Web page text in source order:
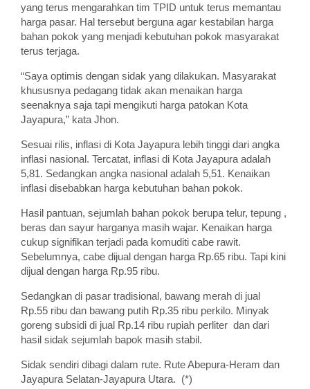
yang terus mengarahkan tim TPID untuk terus memantau
harga pasar. Hal tersebut berguna agar kestabilan harga
bahan pokok yang menjadi kebutuhan pokok masyarakat
terus terjaga.
“Saya optimis dengan sidak yang dilakukan. Masyarakat
khususnya pedagang tidak akan menaikan harga
seenaknya saja tapi mengikuti harga patokan Kota
Jayapura,” kata Jhon.
Sesuai rilis, inflasi di Kota Jayapura lebih tinggi dari angka
inflasi nasional. Tercatat, inflasi di Kota Jayapura adalah
5,81. Sedangkan angka nasional adalah 5,51. Kenaikan
inflasi disebabkan harga kebutuhan bahan pokok.
Hasil pantuan, sejumlah bahan pokok berupa telur, tepung ,
beras dan sayur harganya masih wajar. Kenaikan harga
cukup signifikan terjadi pada komuditi cabe rawit.
Sebelumnya, cabe dijual dengan harga Rp.65 ribu. Tapi kini
dijual dengan harga Rp.95 ribu.
Sedangkan di pasar tradisional, bawang merah di jual
Rp.55 ribu dan bawang putih Rp.35 ribu perkilo. Minyak
goreng subsidi di jual Rp.14 ribu rupiah perliter dan dari
hasil sidak sejumlah bapok masih stabil.
Sidak sendiri dibagi dalam rute. Rute Abepura-Heram dan
Jayapura Selatan-Jayapura Utara. (*)